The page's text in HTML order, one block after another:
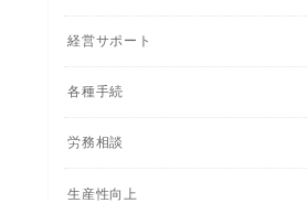
経営サポート
各種手続
労務相談
生産性向上